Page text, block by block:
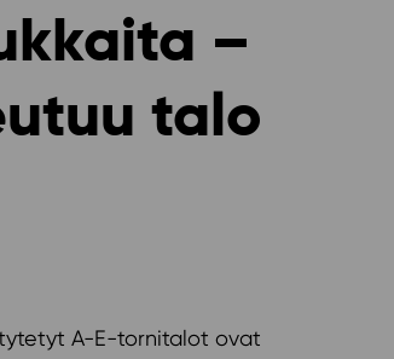
–
talo
A-E-tornitalot ovat